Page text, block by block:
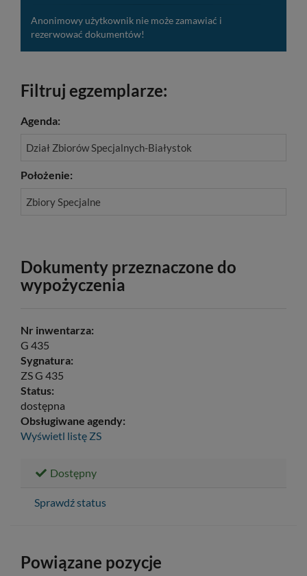
Anonimowy użytkownik nie może zamawiać i
rezerwować dokumentów!
Filtruj egzemplarze:
Agenda:
Dział Zbiorów Specjalnych-Białystok
Położenie:
Zbiory Specjalne
Dokumenty przeznaczone do
wypożyczenia
Nr inwentarza:
G 435
Sygnatura:
ZS G 435
Status:
dostępna
Obsługiwane agendy:
Wyświetl listę ZS
Dostępny
Sprawdź status
Powiązane pozycje